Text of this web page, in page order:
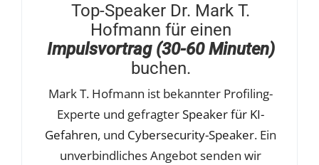
Top-Speaker Dr. Mark T.
Hofmann für einen
Impulsvortrag (30-60 Minuten)
buchen.
Mark T. Hofmann ist bekannter Profiling-
Experte und gefragterSpeaker für KI-
Gefahren, und Cybersecurity-Speaker. Ein
unverbindliches Angebot senden wir